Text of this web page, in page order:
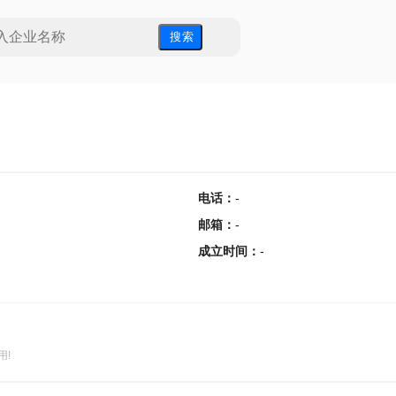
搜 索
电话： -
邮箱 ： -
成立时间 ： -
!